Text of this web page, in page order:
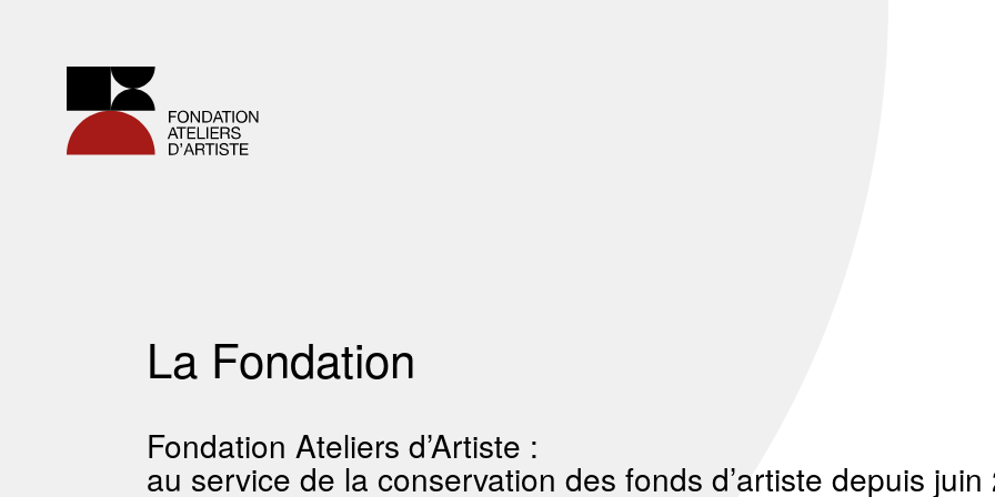
La Fondation
Fondation Ateliers d’Artiste :
au service de la conservation des fonds d’artiste depuis juin